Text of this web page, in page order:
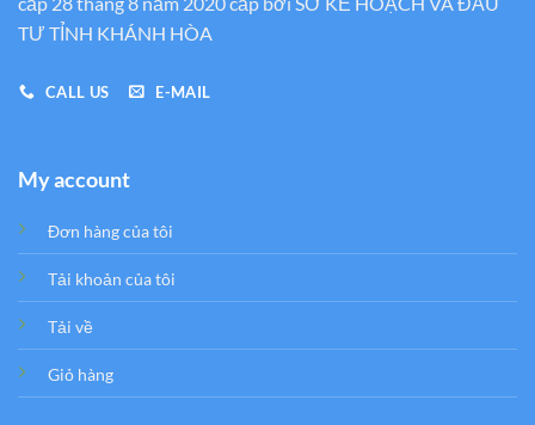
TƯ TỈNH KHÁNH HÒA
CALL US E-MAIL
My account
Đơn hàng của tôi
Tải khoản của tôi
Tải về
Giỏ hàng